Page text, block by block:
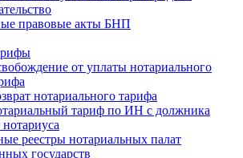
правовые акты БНП
от уплаты нотариального
нотариального тарифа
тариф по ИН с должника
реестры нотариальных палат
государств